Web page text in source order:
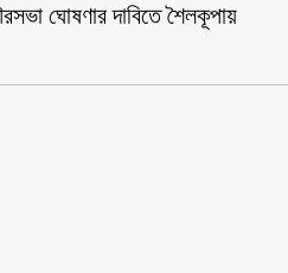
ঘোষণার দাবিতে শৈলকূপায়